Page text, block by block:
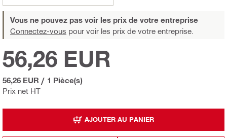
Vous ne pouvez pas voir les prix de votre entreprise
Connectez-vous pour voir les prix de votre entreprise.
Prix net HT
56,26 EUR
56,26 EUR / 1 Pièce(s)
AJOUTER AU PANIER